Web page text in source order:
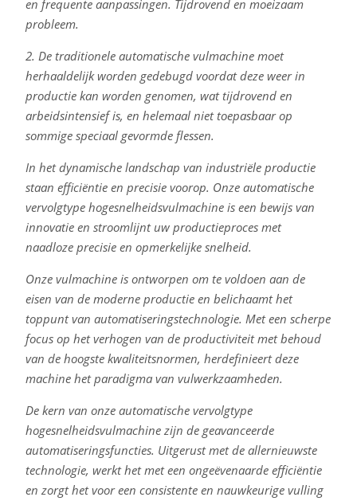
en frequente aanpassingen. Tijdrovend en moeizaam
probleem.
2. De traditionele automatische vulmachine moet
herhaaldelijk worden gedebugd voordat deze weer in
productie kan worden genomen, wat tijdrovend en
arbeidsintensief is, en helemaal niet toepasbaar op
sommige speciaal gevormde flessen.
In het dynamische landschap van industriële productie
staan efficiëntie en precisie voorop. Onze automatische
vervolgtype hogesnelheidsvulmachine is een bewijs van
innovatie en stroomlijnt uw productieproces met
naadloze precisie en opmerkelijke snelheid.
Onze vulmachine is ontworpen om te voldoen aan de
eisen van de moderne productie en belichaamt het
toppunt van automatiseringstechnologie. Met een scherpe
focus op het verhogen van de productiviteit met behoud
van de hoogste kwaliteitsnormen, herdefinieert deze
machine het paradigma van vulwerkzaamheden.
De kern van onze automatische vervolgtype
hogesnelheidsvulmachine zijn de geavanceerde
automatiseringsfuncties. Uitgerust met de allernieuwste
technologie, werkt het met een ongeëvenaarde efficiëntie
en zorgt het voor een consistente en nauwkeurige vulling